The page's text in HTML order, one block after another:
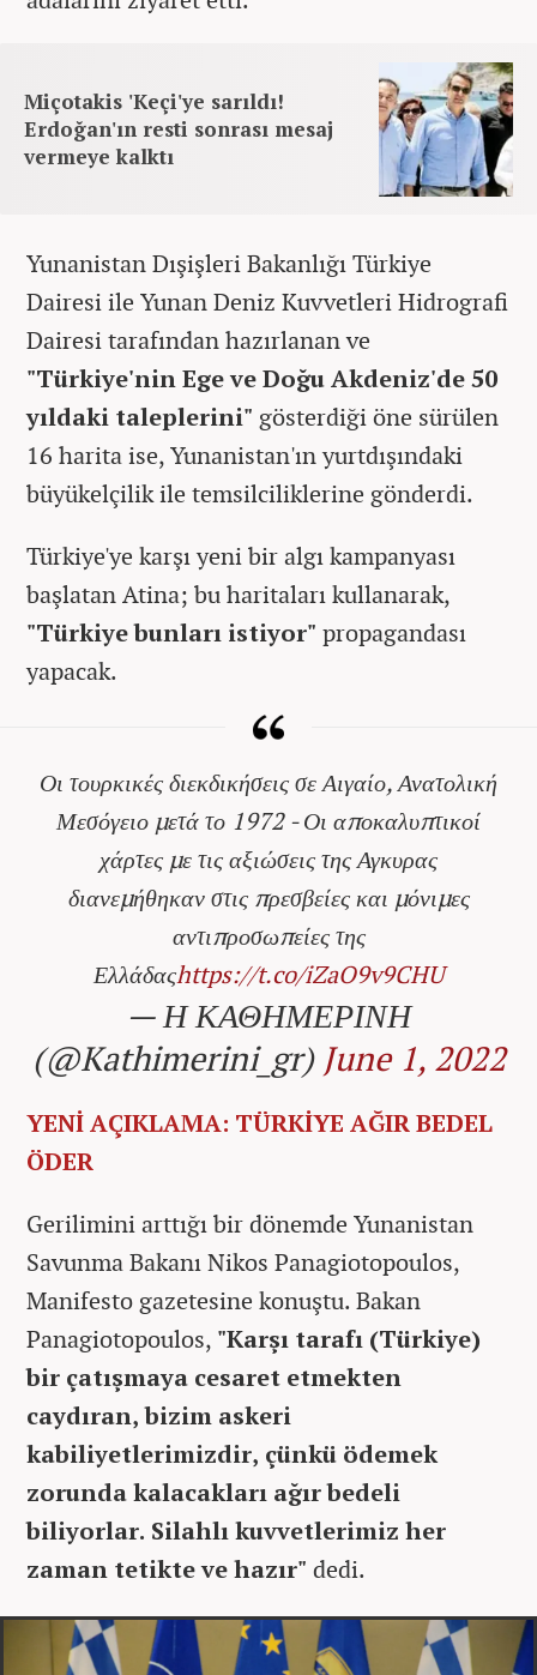
Miçotakis 'Keçi'ye sarıldı!
Erdoğan'ın resti sonrası mesaj
vermeye kalktı
Yunanistan Dışişleri Bakanlığı Türkiye
Dairesi ile Yunan Deniz Kuvvetleri Hidrografi
Dairesi tarafından hazırlanan ve
"Türkiye'nin Ege ve Doğu Akdeniz'de 50
yıldaki taleplerini" gösterdiği öne sürülen
16 harita ise, Yunanistan'ın yurtdışındaki
büyükelçilik ile temsilciliklerine gönderdi.
Türkiye'ye karşı yeni bir algı kampanyası
başlatan Atina; bu haritaları kullanarak,
"Türkiye bunları istiyor" propagandası
yapacak.
Οι τουρκικές διεκδικήσεις σε Αιγαίο, Ανατολική
Μεσόγειο μετά το 1972 - Οι αποκαλυπτικοί
χάρτες με τις αξιώσεις της Αγκυρας
διανεμήθηκαν στις πρεσβείες και μόνιμες
αντιπροσωπείες της
Ελλάδαςhttps://t.co/iZaO9v9CHU
— Η ΚΑΘΗΜΕΡΙΝΗ
(@Kathimerini_gr) June 1, 2022
YENİ AÇIKLAMA: TÜRKİYE AĞIR BEDEL
ÖDER
Gerilimini arttığı bir dönemde Yunanistan
Savunma Bakanı Nikos Panagiotopoulos,
Manifesto gazetesine konuştu. Bakan
Panagiotopoulos, "Karşı tarafı (Türkiye)
bir çatışmaya cesaret etmekten
caydıran, bizim askeri
kabiliyetlerimizdir, çünkü ödemek
zorunda kalacakları ağır bedeli
biliyorlar. Silahlı kuvvetlerimiz her
zaman tetikte ve hazır" dedi.